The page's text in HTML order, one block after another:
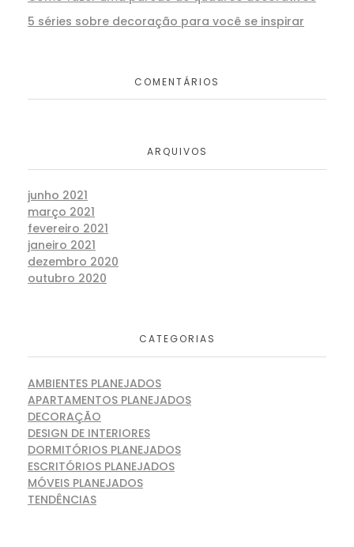
5 séries sobre decoração para você se inspirar
COMENTÁRIOS
ARQUIVOS
junho 2021
março 2021
fevereiro 2021
janeiro 2021
dezembro 2020
outubro 2020
CATEGORIAS
AMBIENTES PLANEJADOS
APARTAMENTOS PLANEJADOS
DECORAÇÃO
DESIGN DE INTERIORES
DORMITÓRIOS PLANEJADOS
ESCRITÓRIOS PLANEJADOS
MÓVEIS PLANEJADOS
TENDÊNCIAS